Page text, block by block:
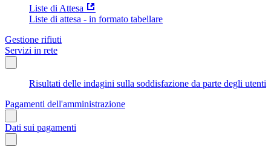
Liste di Attesa
Liste di attesa - in formato tabellare
Gestione rifiuti
Servizi in rete
Risultati delle indagini sulla soddisfazione da parte degli utenti
Pagamenti dell'amministrazione
Dati sui pagamenti